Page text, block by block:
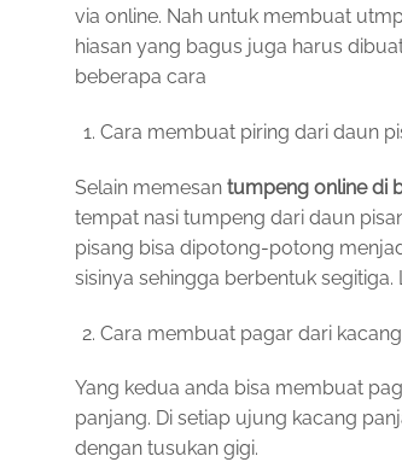
via online. Nah untuk membuat
hiasan yang bagus juga harus
beberapa cara
Cara membuat piring dari daun
Selain memesan tumpeng online di
tempat nasi tumpeng dari daun
pisang bisa dipotong-potong
sisinya sehingga berbentuk segitiga.
Cara membuat pagar dari
Yang kedua anda bisa membuat
panjang. Di setiap ujung kacang
dengan tusukan gigi.